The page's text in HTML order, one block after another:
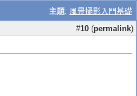
主題: 風景攝影入門基礎
#10 (permalink)